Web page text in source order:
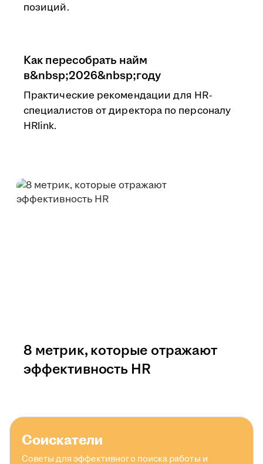
позиций.
Как пересобрать найм
в&nbsp;2026&nbsp;году
Практические рекомендации для HR-
специалистов от директора по персоналу
HRlink.
8 метрик, которые отражают
эффективность HR
Соискатели
Советы для эффективного поиска работы и